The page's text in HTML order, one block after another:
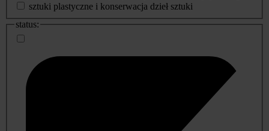
sztuki plastyczne i konserwacja dzieł sztuki
status: